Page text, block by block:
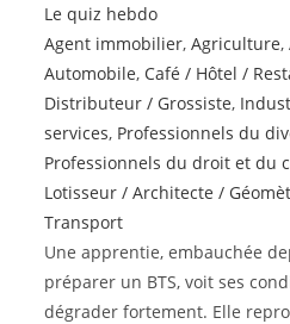
Le quiz hebdo
Agent immobilier,Agriculture,
Automobile, Café / Hôtel /
Distributeur / Grossiste,
services, Professionnels du
Professionnels du droit et du
Lotisseur / Architecte /
Transport
Une apprentie, embauchée
préparer un BTS, voit ses
dégrader fortement. Elle